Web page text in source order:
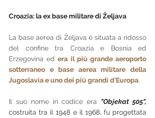
Croazia: la ex base militare di Željava
La base aerea di Željava è situata a ridosso
del confine tra Croazia e Bosnia ed
Erzegovina ed era il più grande aeroporto
sotterraneo e base aerea militare della
Jugoslavia e uno dei più grandi d'Europa.
Il suo nome in codice era
costruita tra il 1948 e il 1968, fu progettata